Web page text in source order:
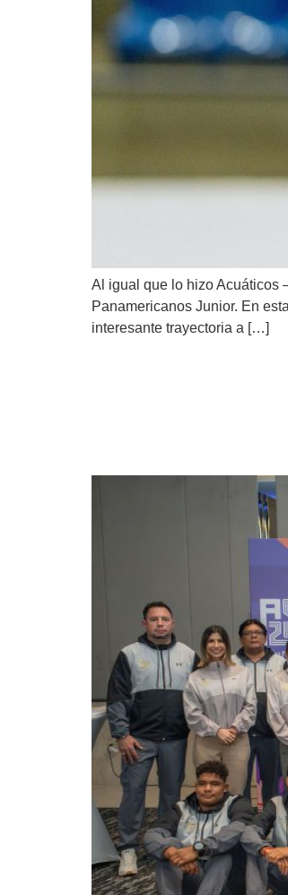
Al igual que lo hizo Acuáticos
Panamericanos Junior. En
interesante trayectoria a […]